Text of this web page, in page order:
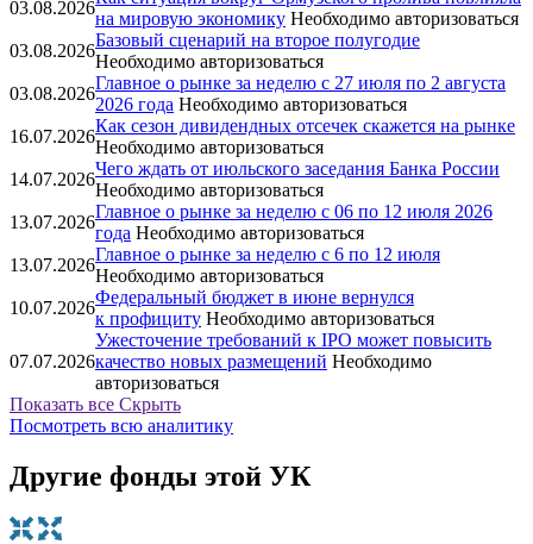
03.08.2026
на мировую экономику Необходимо авторизоваться
03.08.2026
Базовый сценарий на второе полугодие
Необходимо авторизоваться
03.08.2026
Главное о рынке за неделю с 27 июля по 2 августа
2026 года Необходимо авторизоваться
16.07.2026
Как сезон дивидендных отсечек скажется на рынке
Необходимо авторизоваться
14.07.2026
Чего ждать от июльского заседания Банка России
Необходимо авторизоваться
13.07.2026
Главное о рынке за неделю с 06 по 12 июля 2026
года Необходимо авторизоваться
13.07.2026
Главное о рынке за неделю с 6 по 12 июля
Необходимо авторизоваться
10.07.2026
Федеральный бюджет в июне вернулся
к профициту Необходимо авторизоваться
07.07.2026
Ужесточение требований к IPO может повысить
качество новых размещений Необходимо
авторизоваться
Показать все Скрыть
Посмотреть всю аналитику
Другие фонды этой УК